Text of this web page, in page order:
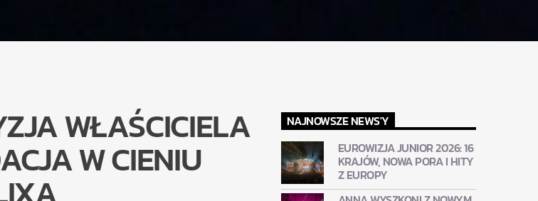
WŁAŚCICIELA
W CIENIU
NAJNOWSZE NEWS'Y
EUROWIZJA JUNIOR 2026: 16
KRAJÓW, NOWA PORA I HITY
Z EUROPY